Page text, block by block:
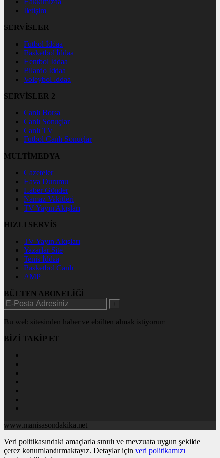
İletişim
SERVİSLER
Futbol İddaa
Basketbol İddaa
Hentbol İddaa
Bilardo İddaa
Voleybol İddaa
SERVİSLER 2
Canlı Borsa
Canlı Sonuçlar
Canlı TV
Futbol Canlı Sonuçlar
MULTİMEDYA
Gazeteler
Hava Durumu
Haber Gönder
Namaz Vakitleri
TV Yayın Akışları
HIZLI SERVİS
TV Yayın Akışları
Yazarlar Site
Tenis İddaa
Basketbol Canlı
AMP
BÜLTEN ABONELİĞİ
+
Bu web sitesinden haber ve ebülten almak istiyorum
BİZİ TAKİP ET
www.manisasondakika.net
Veri politikasındaki amaçlarla sınırlı ve mevzuata uygun şekilde
çerez konumlandırmaktayız. Detaylar için veri politikamızı